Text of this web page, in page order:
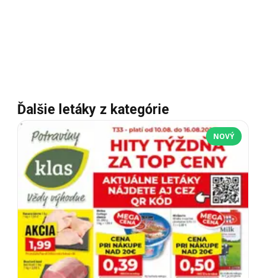
Ďalšie letáky z kategórie
NOVÝ